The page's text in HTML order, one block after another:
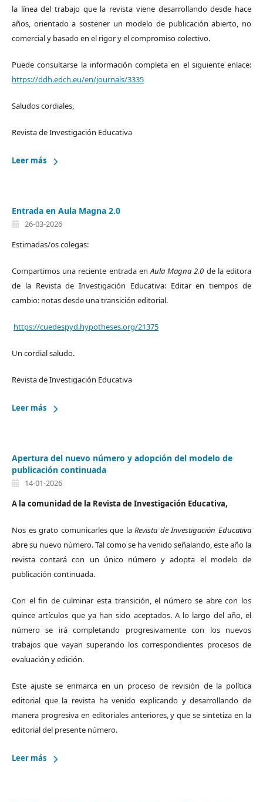
la línea del trabajo que la revista viene desarrollando desde hace
años, orientado a sostener un modelo de publicación abierto, no
comercial y basado en el rigor y el compromiso colectivo.
Puede consultarse la información completa en el siguiente enlace:
https://ddh.edch.eu/en/journals/3335
Saludos cordiales,
Revista de Investigación Educativa
Leer más
Entrada en Aula Magna 2.0
26-03-2026
Estimadas/os colegas:
Compartimos una reciente entrada enAula Magna 2.0 de la editora
de la Revista de Investigación Educativa: Editar en tiempos de
cambio: notas desde una transición editorial.
https://cuedespyd.hypotheses.org/21375
Un cordial saludo.
Revista de Investigación Educativa
Leer más
Apertura del nuevo número y adopción del modelo de
publicación continuada
14-01-2026
A la comunidad de la Revista de Investigación Educativa,
Nos es grato comunicarles que laRevista de Investigación Educativa
abre su nuevo número. Tal como se ha venido señalando, este año la
revista contará con un único número y adopta el modelo de
publicación continuada.
Con el fin de culminar esta transición, el número se abre con los
quince artículos que ya han sido aceptados. A lo largo del año, el
número se irá completando progresivamente con los nuevos
trabajos que vayan superando los correspondientes procesos de
evaluación y edición.
Este ajuste se enmarca en un proceso de revisión de la política
editorial que la revista ha venido explicando y desarrollando de
manera progresiva en editoriales anteriores, y que se sintetiza en la
editorial del presente número.
Leer más